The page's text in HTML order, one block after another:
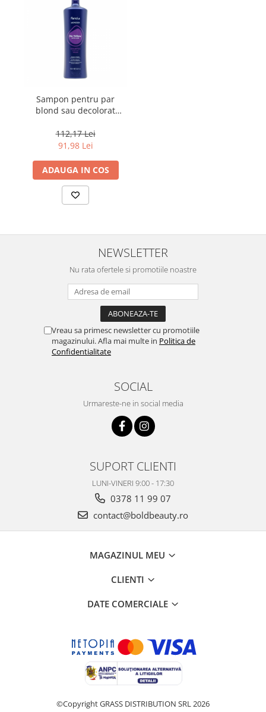
Sampon pentru par
blond sau decolorat
Yellow, 1000 ml
112,17 Lei
91,98 Lei
ADAUGA IN COS
NEWSLETTER
Nu rata ofertele si promotiile noastre
Vreau sa primesc newsletter cu promotiile
magazinului. Afla mai multe in Politica de
Confidentialitate
SOCIAL
Urmareste-ne in social media
SUPORT CLIENTI
LUNI-VINERI 9:00 - 17:30
0378 11 99 07
contact@boldbeauty.ro
MAGAZINUL MEU
CLIENTI
DATE COMERCIALE
©Copyright GRASS DISTRIBUTION SRL 2026